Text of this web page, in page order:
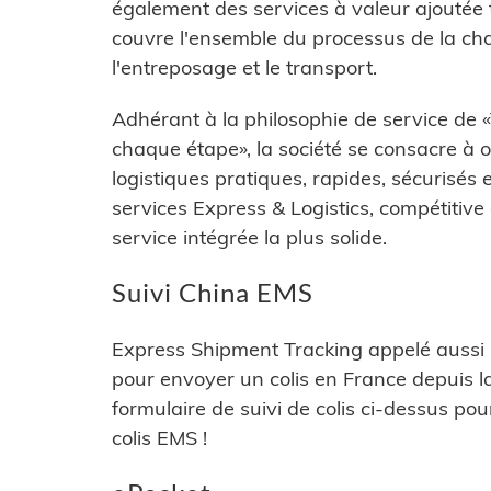
également des services à valeur
couvre l'ensemble du processus de la
l'entreposage et le transport.
Adhérant à la philosophie de service de
chaque étape», la société se consacre
logistiques pratiques, rapides, sécurisés
services Express & Logistics,
service intégrée la plus solide.
Suivi China EMS
Express Shipment Tracking appelé
pour envoyer un colis en France depuis
formulaire de suivi de colis ci-dessus
colis EMS !